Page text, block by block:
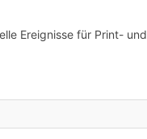
Ereignisse für Print- und